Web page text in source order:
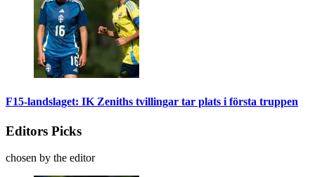
F15-landslaget: IK Zeniths tvillingar tar plats i första truppen
Editors Picks
chosen by the editor